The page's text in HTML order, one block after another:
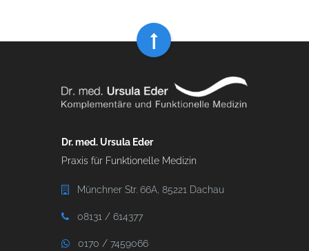
Dr. med. Ursula Eder
Praxis für Funktionelle Medizin
Münchner Str. 66A, 85221 Dachau
08131 / 614377
0170 / 7459066